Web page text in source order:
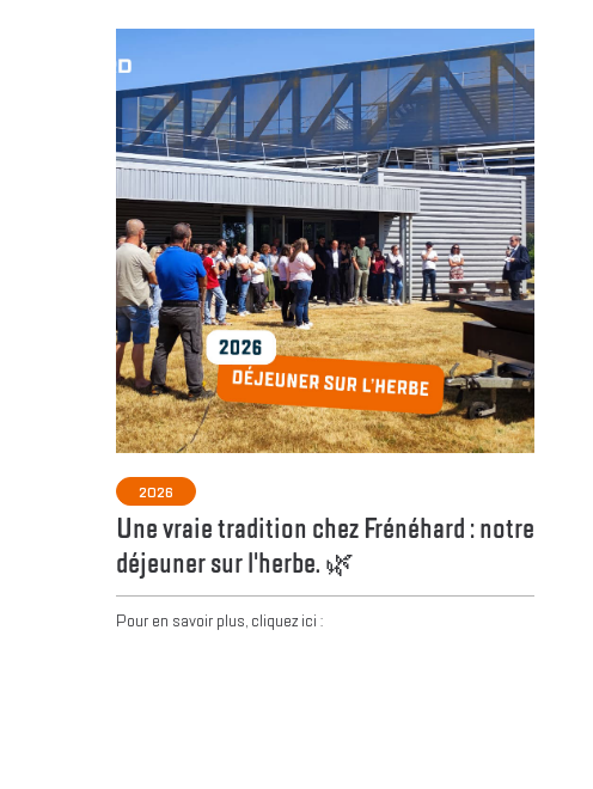
2026
Une vraie tradition chez Frénéhard : notre
déjeuner sur l'herbe. 🌿
Pour en savoir plus, cliquez ici :